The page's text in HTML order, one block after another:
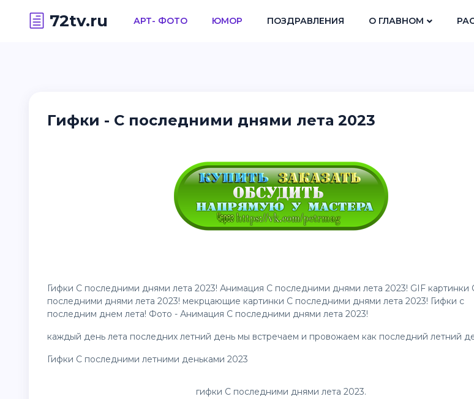
72tv.ru АРТ- ФОТО ЮМОР ПОЗДРАВЛЕНИЯ О ГЛАВНОМ
Гифки - С последними днями лета 2023
Гифки С последними днями лета 2023! Анимация С последними днями лета 2023! GIF картинки
последними днями лета 2023! мекрцающие картинки С последними днями лета 2023! Гифки с
последним днем лета! Фото - Анимация С последними днями лета 2023!
каждый день лета последних летний день мы встречаем и провожаем как последний летний
Гифки С последними летними деньками 2023
гифки С последними днями лета 2023.